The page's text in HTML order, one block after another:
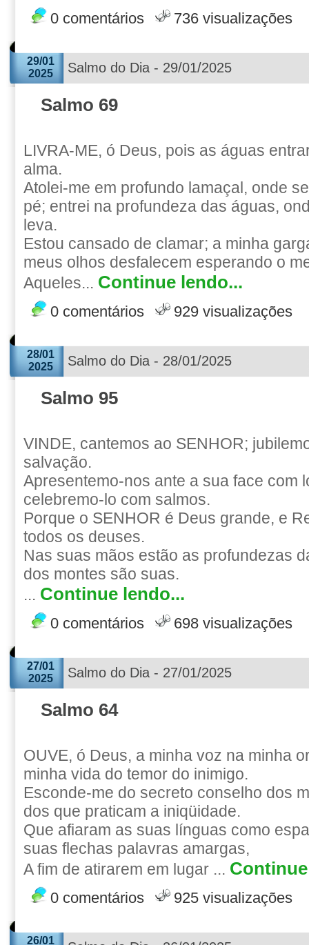
0 comentários 736 visualizações
29/01
2025
Salmo do Dia - 29/01/2025
Salmo 69
LIVRA-ME, ó Deus, pois as águas
alma.
Atolei-me em profundo lamaçal, onde
pé; entrei na profundeza das águas,
leva.
Estou cansado de clamar; a minha
meus olhos desfalecem esperando o
Aqueles... Continue lendo...
0 comentários 929 visualizações
28/01
2025
Salmo do Dia - 28/01/2025
Salmo 95
VINDE, cantemos ao SENHOR;
salvação.
Apresentemo-nos ante a sua face com
celebremo-lo com salmos.
Porque o SENHOR é Deus grande, e
todos os deuses.
Nas suas mãos estão as profundezas
dos montes são suas.
... Continue lendo...
0 comentários 698 visualizações
27/01
2025
Salmo do Dia - 27/01/2025
Salmo 64
OUVE, ó Deus, a minha voz na minha
minha vida do temor do inimigo.
Esconde-me do secreto conselho dos
dos que praticam a iniqüidade.
Que afiaram as suas línguas como
suas flechas palavras amargas,
A fim de atirarem em lugar ...
0 comentários 925 visualizações
26/01